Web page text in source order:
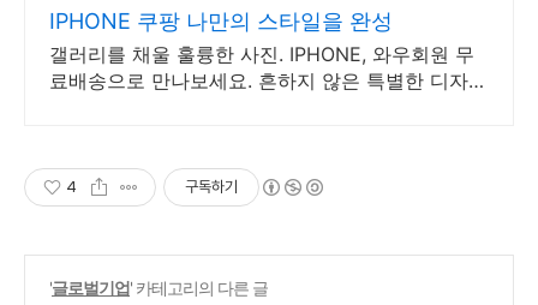
IPHONE 쿠팡 나만의 스타일을 완성
갤러리를 채울 훌륭한 사진. IPHONE, 와우회원 무
료배송으로 만나보세요. 흔하지 않은 특별한 디자
4 구독하기
'글로벌기업' 카테고리의 다른 글